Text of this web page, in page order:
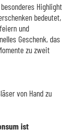
Highlight
bedeutet,
und
Geschenk, das
zu zweit
von Hand zu
ist